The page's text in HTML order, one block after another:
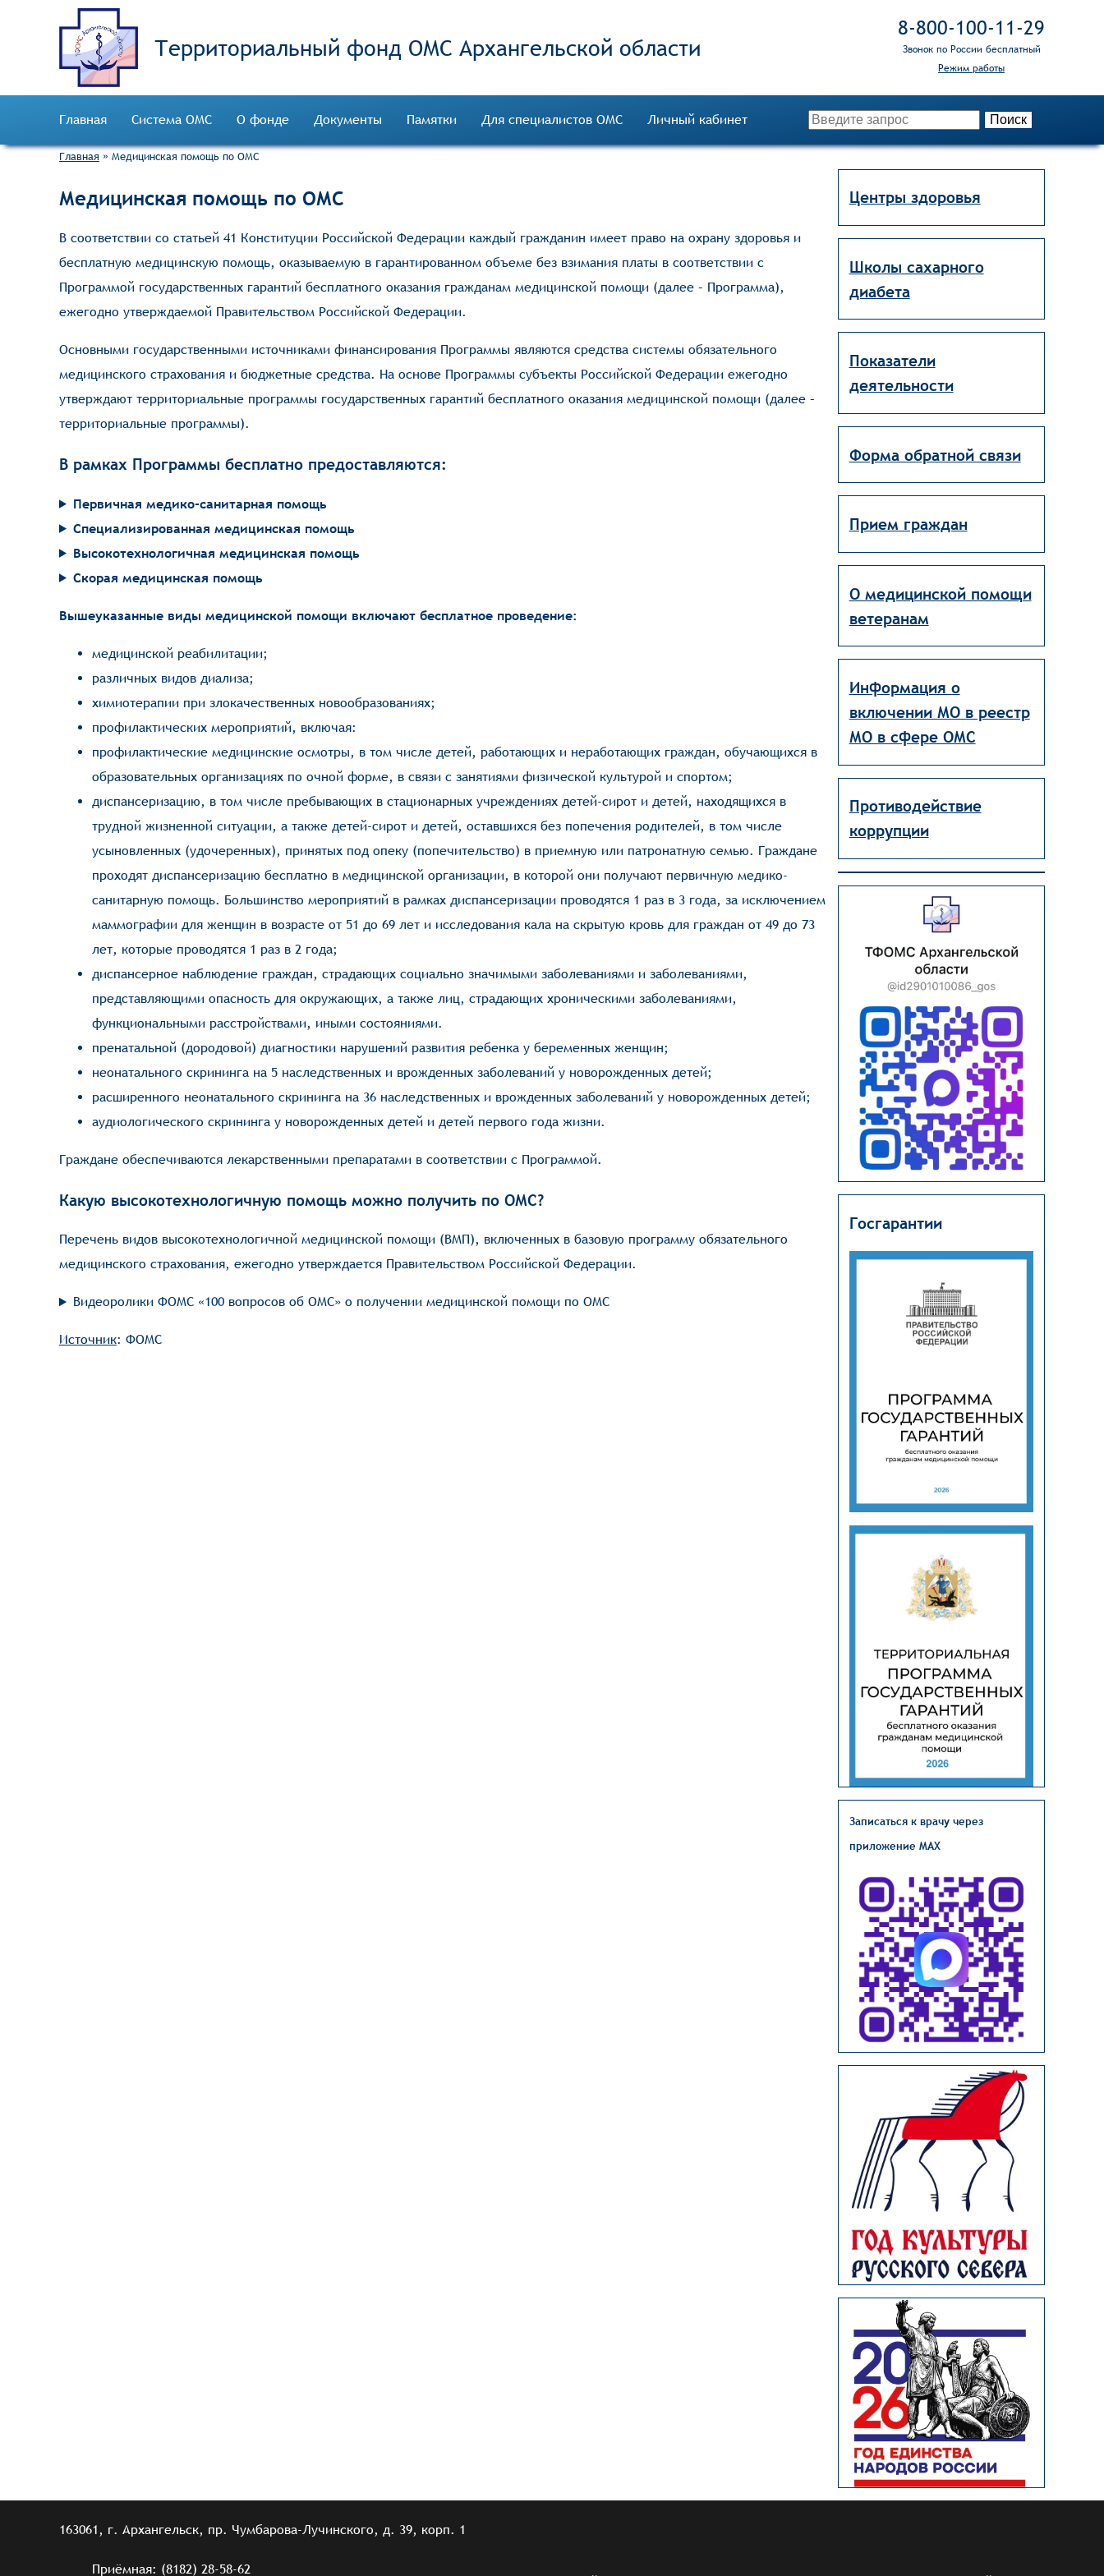
Территориальный фонд ОМС
8‑800‑100‑11‑29
Звонок по России бесплатный
Режим работы
Главная Система ОМС О фонде Документы Памятки Для специалистов ОМС Личный кабинет
Главная » Медицинская помощь по ОМС
Медицинская помощь по ОМС
В соответствии со статьей 41 Конституции Российской Федерации каждый гражданин имеет право на охрану здоровья и
бесплатную медицинскую помощь, оказываемую в гарантированном объеме без взимания платы в соответствии с
Программой государственных гарантий бесплатного оказания гражданам медицинской помощи (далее – Программа),
ежегодно утверждаемой Правительством Российской Федерации.
Основными государственными источниками финансирования Программы являются средства системы обязательного
медицинского страхования и бюджетные средства. На основе Программы субъекты Российской Федерации ежегодно
утверждают территориальные программы государственных гарантий бесплатного оказания медицинской помощи (далее –
территориальные программы).
В рамках Программы бесплатно предоставляются:
Первичная медико-санитарная помощь
Специализированная медицинская помощь
Высокотехнологичная медицинская помощь
Скорая медицинская помощь
Вышеуказанные виды медицинской помощи включают бесплатное проведение:
медицинской реабилитации;
различных видов диализа;
химиотерапии при злокачественных новообразованиях;
профилактических мероприятий, включая:
профилактические медицинские осмотры, в том числе детей, работающих и неработающих граждан, обучающихся в
образовательных организациях по очной форме, в связи с занятиями физической культурой и спортом;
диспансеризацию, в том числе пребывающих в стационарных учреждениях детей-сирот и детей, находящихся в
трудной жизненной ситуации, а также детей-сирот и детей, оставшихся без попечения родителей, в том числе
усыновленных (удочеренных), принятых под опеку (попечительство) в приемную или патронатную семью. Граждане
проходят диспансеризацию бесплатно в медицинской организации, в которой они получают первичную медико-
санитарную помощь. Большинство мероприятий в рамках диспансеризации проводятся 1 раз в 3 года, за исключением
маммографии для женщин в возрасте от 51 до 69 лет и исследования кала на скрытую кровь для граждан от 49 до 73
лет, которые проводятся 1 раз в 2 года;
диспансерное наблюдение граждан, страдающих социально значимыми заболеваниями и заболеваниями,
представляющими опасность для окружающих, а также лиц, страдающих хроническими заболеваниями,
функциональными расстройствами, иными состояниями.
пренатальной (дородовой) диагностики нарушений развития ребенка у беременных женщин;
неонатального скрининга на 5 наследственных и врожденных заболеваний у новорожденных детей;
расширенного неонатального скрининга на 36 наследственных и врожденных заболеваний у новорожденных детей;
аудиологического скрининга у новорожденных детей и детей первого года жизни.
Граждане обеспечиваются лекарственными препаратами в соответствии с Программой.
Какую высокотехнологичную помощь можно получить по ОМС?
Перечень видов высокотехнологичной медицинской помощи (ВМП), включенных в базовую программу обязательного
медицинского страхования, ежегодно утверждается Правительством Российской Федерации.
Видеоролики ФОМС «100 вопросов об ОМС» о получении медицинской помощи по ОМС
Источник: ФОМС
Центры здоровья
Школы сахарного
диабета
Показатели
деятельности
Форма обратной связи
Прием граждан
О медицинской помощи
ветеранам
Информация о
включении МО в реестр
МО в сфере ОМС
Противодействие
коррупции
Госгарантии
Записаться к врачу через
приложение MAX
163061, г. Архангельск, пр. Чумбарова-Лучинского, д. 39, корп. 1
Приёмная: (8182) 28-58-62